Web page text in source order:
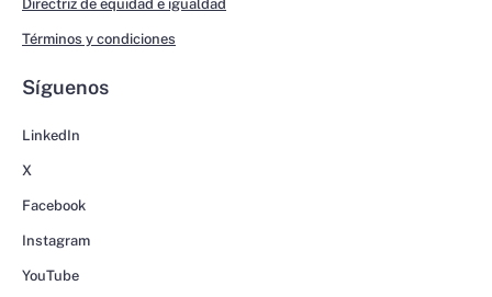
Directriz de equidad e igualdad
Términos y condiciones
Síguenos
LinkedIn
X
Facebook
Instagram
YouTube